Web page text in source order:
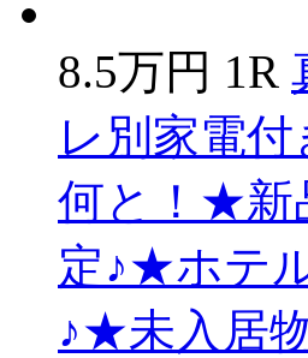
8.5万円 1R
レ別 家電付
何と！★新
定♪★ホテ
♪★未入居